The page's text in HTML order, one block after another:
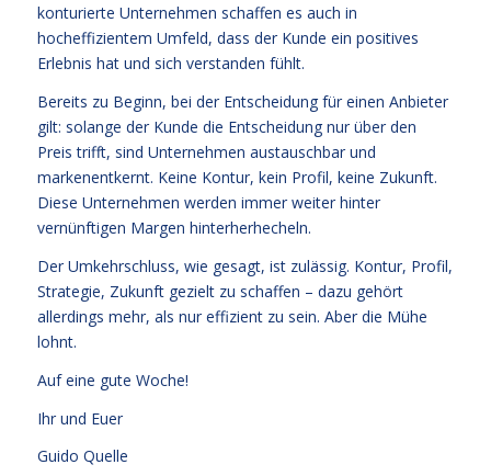
konturierte Unternehmen schaffen es auch in
hocheffizientem Umfeld, dass der Kunde ein positives
Erlebnis hat und sich verstanden fühlt.
Bereits zu Beginn, bei der Entscheidung für einen Anbieter
gilt: solange der Kunde die Entscheidung nur über den
Preis trifft, sind Unternehmen austauschbar und
markenentkernt. Keine Kontur, kein Profil, keine Zukunft.
Diese Unternehmen werden immer weiter hinter
vernünftigen Margen hinterherhecheln.
Der Umkehrschluss, wie gesagt, ist zulässig. Kontur, Profil,
Strategie, Zukunft gezielt zu schaffen – dazu gehört
allerdings mehr, als nur effizient zu sein. Aber die Mühe
lohnt.
Auf eine gute Woche!
Ihr und Euer
Guido Quelle